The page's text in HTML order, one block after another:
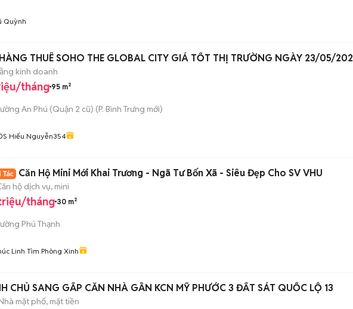
Quỳnh
THUÊ SOHO THE GLOBAL CITY GIÁ TỐT THỊ TRƯỜNG NGÀY 23/05/
kinh doanh
tháng 95 m²
An Phú (Quận 2 cũ) (P. Bình Trưng mới)
Hiếu Nguyễn354
Căn Hộ Mini Mới Khai Trương - Ngã Tư Bốn Xã - Siêu Đẹp Cho SV VHU
hộ dịch vụ, mini
tháng 30 m²
Phú Thạnh
Linh Tìm Phòng Xinh
CHỦ SANG GẤP CĂN NHÀ GẦN KCN MỸ PHƯỚC 3 ĐẤT SÁT QUỐC LỘ 13
mặt phố, mặt tiền